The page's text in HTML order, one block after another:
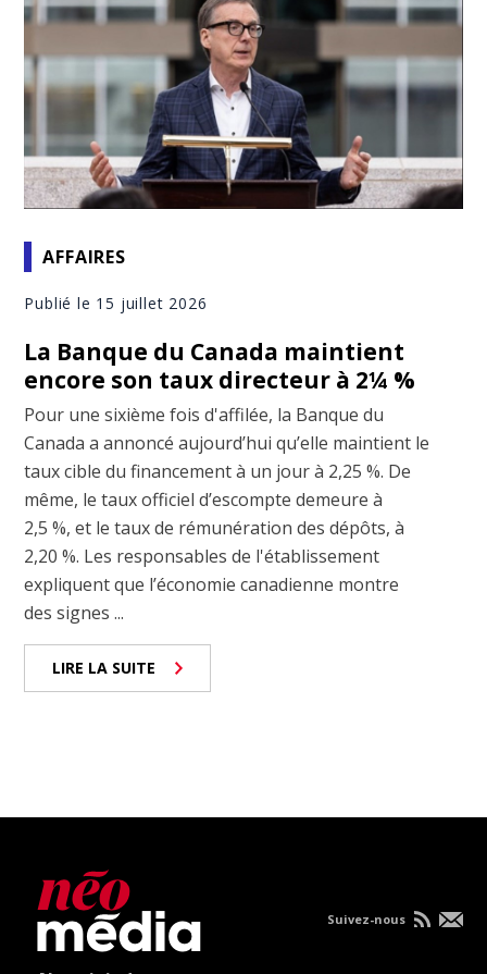
AFFAIRES
Publié le 15 juillet 2026
La Banque du Canada maintient
encore son taux directeur à 2¼ %
Pour une sixième fois d'affilée, la Banque du
Canada a annoncé aujourd’hui qu’elle maintient le
taux cible du financement à un jour à 2,25 %. De
même, le taux officiel d’escompte demeure à
2,5 %, et le taux de rémunération des dépôts, à
2,20 %. Les responsables de l'établissement
expliquent que l’économie canadienne montre
des signes ...
LIRE LA SUITE
Suivez-nous